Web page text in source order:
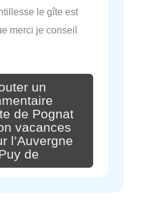
le gîte est
merci je conseil
un
de Pognat
vacances
l’Auvergne
de